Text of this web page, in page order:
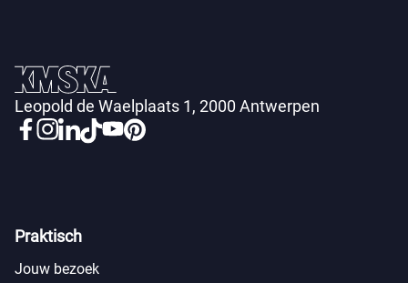
Leopold de Waelplaats 1, 2000 Antwerpen
Praktisch
Jouw bezoek